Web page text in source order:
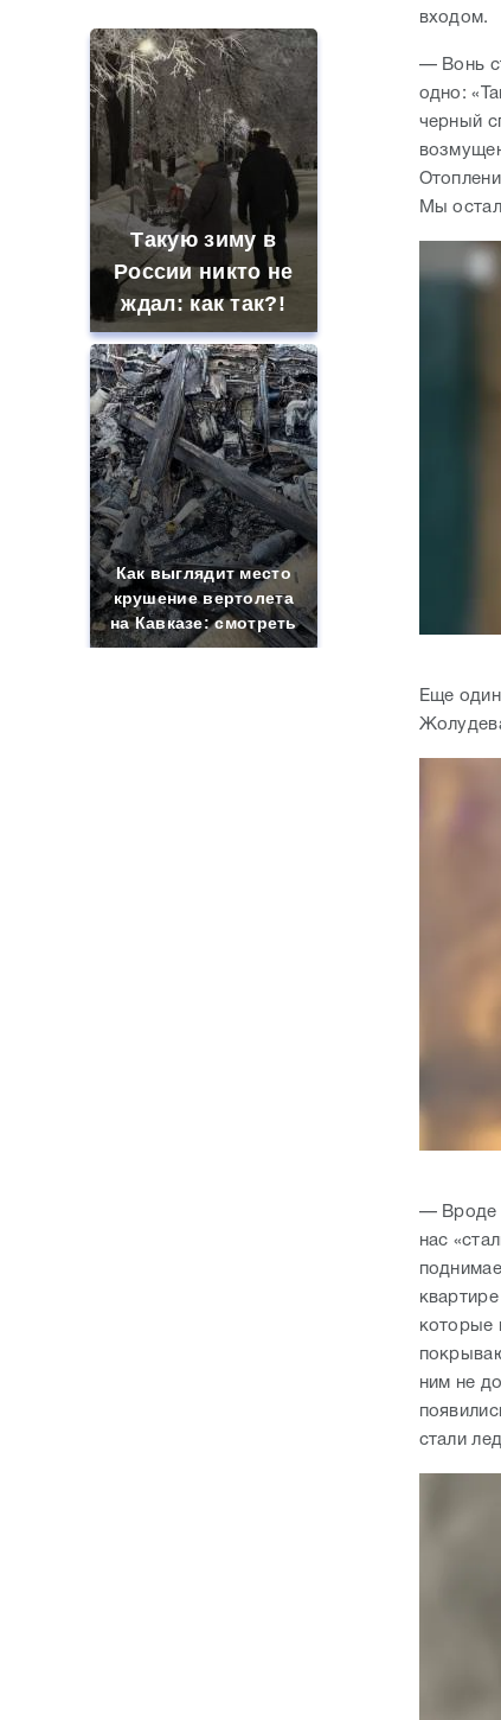
Такую зиму в
России никто не
ждал: как так?!
Как выглядит место
крушение вертолета
на Кавказе: смотреть
входом.
— Вонь
одно:
черный
Мы
Еще
— Вроде
нас
которые
ним не
стали